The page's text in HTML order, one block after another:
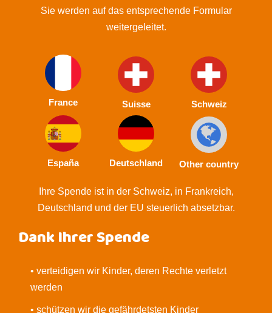
Sie werden auf das entsprechende Formular
weitergeleitet.
France Suisse Schweiz
España Deutschland Other country
Ihre Spende ist in der Schweiz, in Frankreich,
Deutschland und der EU steuerlich absetzbar.
Dank Ihrer Spende
• verteidigen wir Kinder, deren Rechte verletzt
werden
• schützen wir die gefährdetsten Kinder